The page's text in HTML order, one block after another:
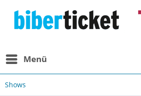
Menü
Shows